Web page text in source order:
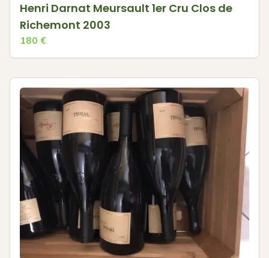
Henri Darnat Meursault 1er Cru Clos de
Richemont 2003
180 €